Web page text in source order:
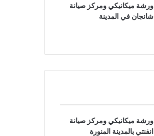
ورشة ميكانيكي ومركز صيانة
شانجان في المدينة
ورشة ميكانيكي ومركز صيانة
انفنتي بالمدينة المنورة